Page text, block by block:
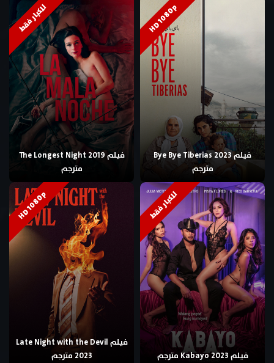
HD 1080p
فيلم Bye Bye Tiberias 2023
مترجم
للكبار فقط
فيلم The Longest Night 2019
مترجم
للكبار فقط
فيلم Kabayo 2023 مترجم
HD 1080p
فيلم Late Night with the Devil
2023 مترجم